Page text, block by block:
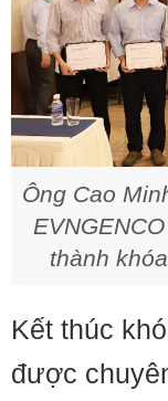
Ông Cao
thành
Kết thúc
được